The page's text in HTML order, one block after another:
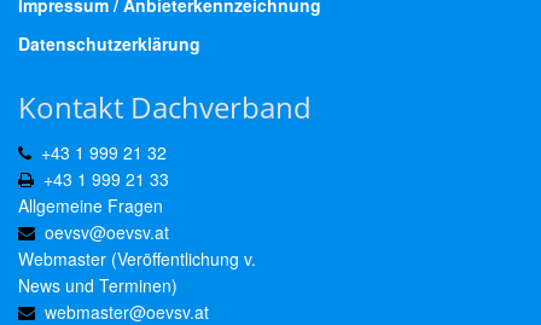
Datenschutzerklärung
Kontakt Dachverband
+43 1 999 21 32
+43 1 999 21 33
Allgemeine Fragen
oevsv@oevsv.at
Webmaster (Veröffentlichung v.
News und Terminen)
webmaster@oevsv.at